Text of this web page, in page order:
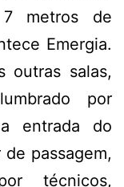
metros de
Emergia.
outras salas,
por
entrada do
passagem,
técnicos,